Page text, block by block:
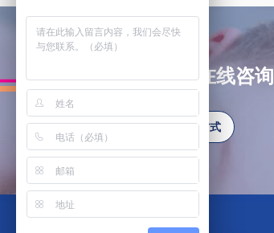
如有问题可在线咨询
更多联系方式